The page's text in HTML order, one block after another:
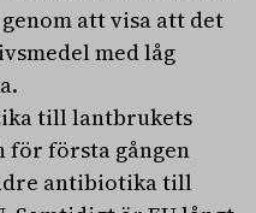
att visa att det
med låg
till lantbrukets
för första gången
antibiotika till